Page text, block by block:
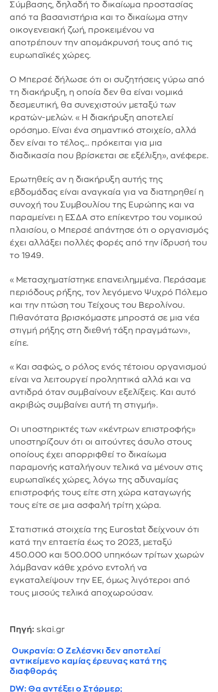
Σύμβασης, δηλαδή το δικαίωμα προστασίας
από τα βασανιστήρια και το δικαίωμα στην
οικογενειακή ζωή, προκειμένου να
αποτρέπουν την απομάκρυνσή τους από τις
ευρωπαϊκές χώρες.
Ο Μπερσέ δήλωσε ότι οι συζητήσεις γύρω από
τη διακήρυξη, η οποία δεν θα είναι νομικά
δεσμευτική, θα συνεχιστούν μεταξύ των
κρατών-μελών. «Η διακήρυξη αποτελεί
ορόσημο. Είναι ένα σημαντικό στοιχείο, αλλά
δεν είναι το τέλος… πρόκειται για μια
διαδικασία που βρίσκεται σε εξέλιξη», ανέφερε.
Ερωτηθείς αν η διακήρυξη αυτής της
εβδομάδας είναι αναγκαία για να διατηρηθεί η
συνοχή του Συμβουλίου της Ευρώπης και να
παραμείνει η ΕΣΔΑ στο επίκεντρο του νομικού
πλαισίου, ο Μπερσέ απάντησε ότι ο οργανισμός
έχει αλλάξει πολλές φορές από την ίδρυσή του
το 1949.
«Μετασχηματίστηκε επανειλημμένα. Περάσαμε
περιόδους ρήξης, τον λεγόμενο Ψυχρό Πόλεμο
και την πτώση του Τείχους του Βερολίνου.
Πιθανότατα βρισκόμαστε μπροστά σε μια νέα
στιγμή ρήξης στη διεθνή τάξη πραγμάτων»,
είπε.
«Και σαφώς, ο ρόλος ενός τέτοιου οργανισμού
είναι να λειτουργεί προληπτικά αλλά και να
αντιδρά όταν συμβαίνουν εξελίξεις. Και αυτό
ακριβώς συμβαίνει αυτή τη στιγμή».
Οι υποστηρικτές των «κέντρων επιστροφής»
υποστηρίζουν ότι οι αιτούντες άσυλο στους
οποίους έχει απορριφθεί το δικαίωμα
παραμονής καταλήγουν τελικά να μένουν στις
ευρωπαϊκές χώρες, λόγω της αδυναμίας
επιστροφής τους είτε στη χώρα καταγωγής
τους είτε σε μια ασφαλή τρίτη χώρα.
Στατιστικά στοιχεία της Eurostat δείχνουν ότι
κατά την επταετία έως το 2023, μεταξύ
450.000 και 500.000 υπηκόων τρίτων χωρών
λάμβαναν κάθε χρόνο εντολή να
εγκαταλείψουν την ΕΕ, όμως λιγότεροι από
τους μισούς τελικά αποχωρούσαν.
Πηγή: skai.gr
⁩ Ουκρανία: Ο Ζελέσνκι δεν αποτελεί
αντικείμενο καμίας έρευνας κατά της
διαφθοράς
DW: Θα αντέξει ο Στάρμερ;